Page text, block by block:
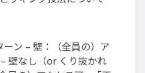
ーン – 壁：（全員の）ア
壁なし（or くり抜かれ